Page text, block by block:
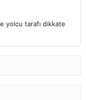
yolcu tarafı dikkate